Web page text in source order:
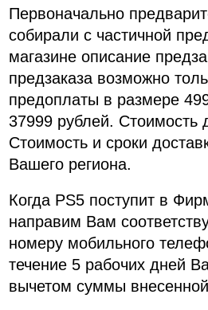
Первоначально
собирали с частичной
магазине описание
предзаказа возможно
предоплаты в размере
37999 рублей. Стоимость
Стоимость и сроки
Вашего региона.
Когда PS5 поступит в
направим Вам
номеру мобильного
течение 5 рабочих дней
вычетом суммы